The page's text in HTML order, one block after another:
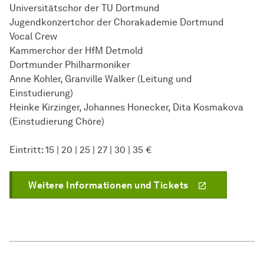
Universitätschor der TU Dortmund
Jugendkonzertchor der Chorakademie Dortmund
Vocal Crew
Kammerchor der HfM Detmold
Dortmunder Philharmoniker
Anne Kohler, Granville Walker (Leitung und
Einstudierung)
Heinke Kirzinger, Johannes Honecker, Dita Kosmakova
(Einstudierung Chöre)
Eintritt: 15 | 20 | 25 | 27 | 30 | 35 €
Weitere Informationen und Tickets